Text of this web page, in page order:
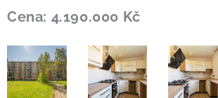
Cena: 4.190.000 Kč